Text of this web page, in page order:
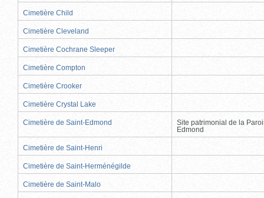
Cimetière Child
Cimetière Cleveland
Cimetière Cochrane Sleeper
Cimetière Compton
Cimetière Crooker
Cimetière Crystal Lake
Cimetière de Saint-Edmond
Site patrimonial de la
Edmond
Cimetière de Saint-Henri
Cimetière de Saint-Herménégilde
Cimetière de Saint-Malo